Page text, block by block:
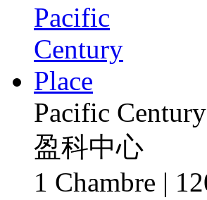
Pacific
盈科中心
1 Chambre |